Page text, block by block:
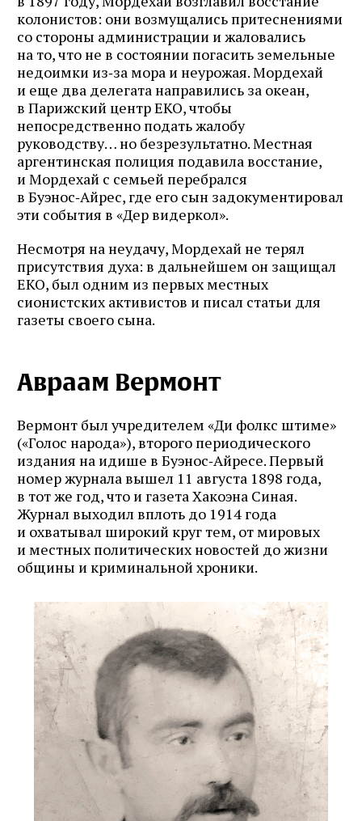
колонистов: они возмущались притеснениями
со стороны администрации и жаловались
на то, что не в состоянии погасить земельные
недоимки из‑за мора и неурожая. Мордехай
и еще два делегата направились за океан,
в Парижский центр ЕКО, чтобы
непосредственно подать жалобу
руководству… но безрезультатно. Местная
аргентинская полиция подавила восстание,
и Мордехай с семьей перебрался
в Буэнос‑Айрес, где его сын задокументировал
эти события в «Дер видеркол».
Несмотря на неудачу, Мордехай не терял
присутствия духа: в дальнейшем он защищал
ЕКО, был одним из первых местных
сионистских активистов и писал статьи для
газеты своего сына.
Авраам Вермонт
Вермонт был учредителем «Ди фолкс штиме»
(«Голос народа»), второго периодического
издания на идише в Буэнос‑Айресе. Первый
номер журнала вышел 11 августа 1898 года,
в тот же год, что и газета Хакоэна Синая.
Журнал выходил вплоть до 1914 года
и охватывал широкий круг тем, от мировых
и местных политических новостей до жизни
общины и криминальной хроники.
почте
Подписаться